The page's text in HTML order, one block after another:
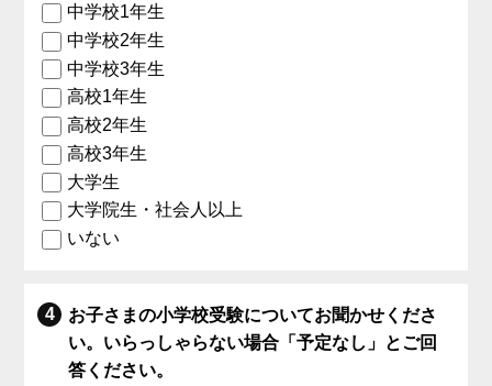
中学校1年生
中学校2年生
中学校3年生
高校1年生
高校2年生
高校3年生
大学生
大学院生・社会人以上
いない
お子さまの小学校受験についてお聞かせくださ
い。いらっしゃらない場合「予定なし」とご回
答ください。